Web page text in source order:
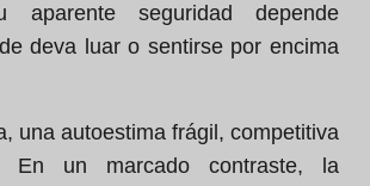
seguridad depende
deva luar o sentirse por encima
una autoestima frágil, competitiva
En un marcado contraste, la